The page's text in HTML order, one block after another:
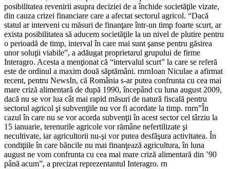
posibilitatea revenirii asupra deciziei de a închide societăţile vizate,
din cauza crizei financiare care a afectat sectorul agricol. “Dacă
statul ar interveni cu măsuri de finanţare într-un timp foarte scurt, ar
exista posibilitatea să aducem societăţile la un nivel de plutire pentru
o perioadă de timp, interval în care mai sunt şanse pentru găsirea
unor soluţii viabile”, a adăugat proprietarul grupului de firme
Interagro. Acesta a menţionat că “intervalul scurt” la care se referă
este de ordinul a maxim două săptămâni. rnrnIoan Niculae a afirmat
recent, pentru NewsIn, că România s-ar putea confrunta cu cea mai
mare criză alimentară de după 1990, începând cu luna august 2009,
dacă nu se vor lua cât mai rapid măsuri de natură fiscală pentru
sectorul agricol şi subvenţiile nu vor fi acordate la timp. rnrn”În
cazul în care nu se vor acorda subvenţii în acest sector cel târziu la
15 ianuarie, terenurile agricole vor rămâne nefertilizate şi
necultivate, iar agricultorii nu-şi vor putea desfăşura activitatea. În
condiţiile în care băncile nu mai finanţează agricultura, în luna
august ne vom confrunta cu cea mai mare criză alimentară din ’90
până acum”, a precizat reprezentantul Interagro. rn